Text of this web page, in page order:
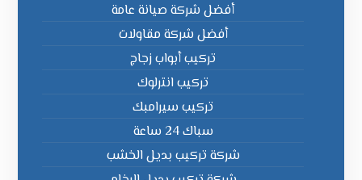
أفضل شركة صيانة عامة
أفضل شركة مقاولات
تركيب أبواب زجاج
تركيب انترلوك
تركيب سيرامبك
سباك 24 ساعة
شركة تركيب بديل الخشب